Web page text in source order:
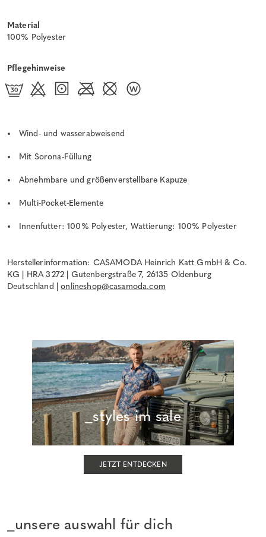
Material
100% Polyester
Pflegehinweise
Wind- und wasserabweisend
Mit Sorona-Füllung
Abnehmbare und größenverstellbare Kapuze
Multi-Pocket-Elemente
Innenfutter: 100% Polyester, Wattierung: 100% Polyester
Herstellerinformation: CASAMODA Heinrich Katt GmbH & Co.
KG | HRA 3272 | Gutenbergstraße 7, 26135 Oldenburg
Deutschland |onlineshop@casamoda.com
_styles im sale
JETZT ENTDECKEN
_unsere auswahl für dich